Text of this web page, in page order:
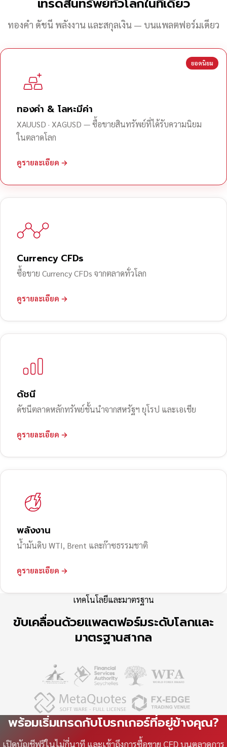
ทองคำ ดัชนี พลังงาน และสกุลเงิน — บนแพลตฟอร์มเดียว
ยอดนิยม
ทองคำ & โลหะมีค่า
XAUUSD · XAGUSD — ซื้อขายสินทรัพย์ที่ได้รับความนิยม
ในตลาดโลก
ดูรายละเอียด →
Currency CFDs
ซื้อขาย Currency CFDs จากตลาดทั่วโลก
ดูรายละเอียด →
ดัชนี
ดัชนีตลาดหลักทรัพย์ชั้นนำจากสหรัฐฯ ยุโรป และเอเชีย
ดูรายละเอียด →
พลังงาน
น้ำมันดิบ WTI, Brent และก๊าซธรรมชาติ
ดูรายละเอียด →
เทคโนโลยีและมาตรฐาน
ขับเคลื่อนด้วยแพลตฟอร์มระดับโลกและ
มาตรฐานสากล
พร้อมเริ่มเทรดกับโบรกเกอร์ที่อยู่ข้างคุณ?
เปิดบัญชีฟรีในไม่กี่นาที และเข้าถึงการซื้อขาย CFD บนตลาดการ